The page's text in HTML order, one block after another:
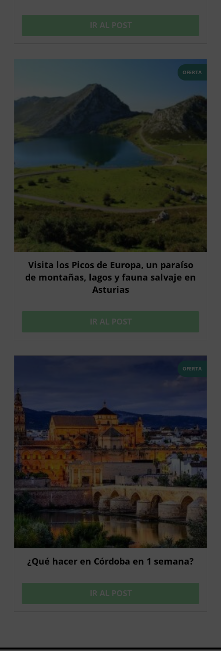
IR AL POST
OFERTA
Visita los Picos de Europa, un paraíso
de montañas, lagos y fauna salvaje en
Asturias
IR AL POST
OFERTA
¿Qué hacer en Córdoba en 1 semana?
IR AL POST